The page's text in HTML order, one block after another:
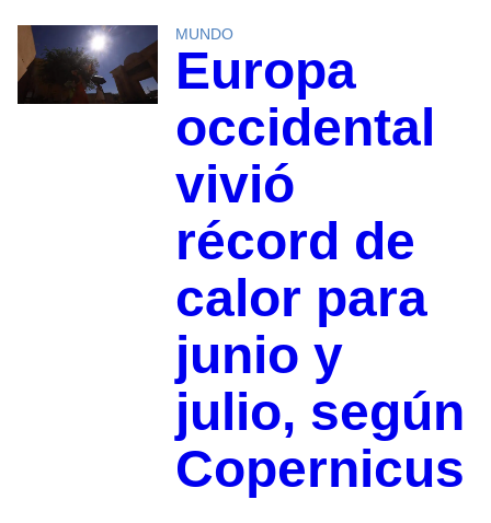
MUNDO
Europa
occidental
vivió
récord de
calor para
junio y
julio, según
Copernicus